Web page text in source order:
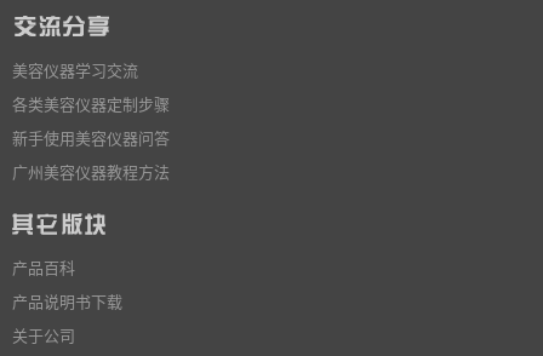
美容仪器学习交流
各类美容仪器定制步骤
新手使用美容仪器问答
广州美容仪器教程方法
产品百科
产品说明书下载
关于公司